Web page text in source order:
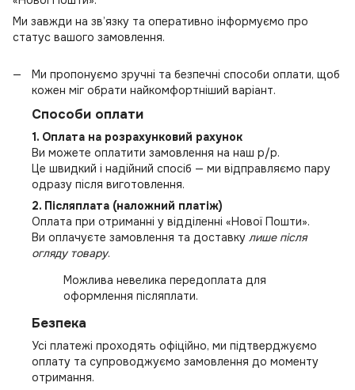
Ми завжди на зв’язку та оперативно інформуємо про
статус вашого замовлення.
Ми пропонуємо зручні та безпечні способи оплати, щоб
кожен міг обрати найкомфортніший варіант.
Способи оплати
1. Оплата на розрахунковий рахунок
Ви можете оплатити замовлення на наш р/р.
Це швидкий і надійний спосіб — ми відправляємо пару
одразу після виготовлення.
2. Післяплата (наложний платіж)
Оплата при отриманні у відділенні «Нової Пошти».
Ви оплачуєте замовлення та доставку лише після
огляду товару.
Можлива невелика передоплата для
оформлення післяплати.
Безпека
Усі платежі проходять офіційно, ми підтверджуємо
оплату та супроводжуємо замовлення до моменту
отримання.